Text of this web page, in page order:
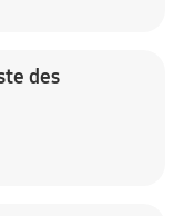
des